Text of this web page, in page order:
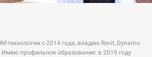
технологии с 2014 года, владею Revit, Dynamo
Имею профильное образование: в 2019 году